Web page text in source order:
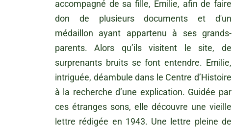
accompagné de sa fille, Emilie, afin de faire
don de plusieurs documents et d'un
médaillon ayant appartenu à ses grands-
parents. Alors qu’ils visitent le site, de
surprenants bruits se font entendre. Emilie,
intriguée, déambule dans le Centre d’Histoire
à la recherche d’une explication. Guidée par
ces étranges sons, elle découvre une vieille
lettre rédigée en 1943. Une lettre pleine de